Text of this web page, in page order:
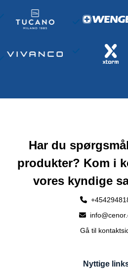
Har du
produkter? Kom i
vores kyndige
Gå til
Nyttige